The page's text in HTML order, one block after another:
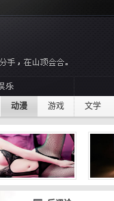
动漫 游戏 文学